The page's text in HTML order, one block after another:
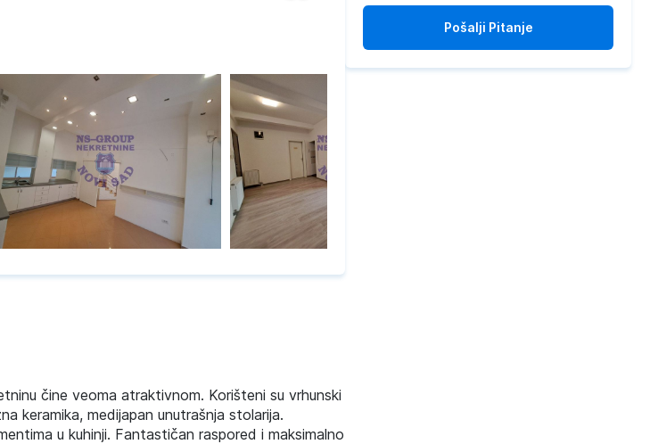
čine veoma atraktivnom. Korišteni su vrhunski
keramika, medijapan unutrašnja stolarija.
u kuhinji. Fantastičan raspored i maksimalno
Pošalji Pitanje